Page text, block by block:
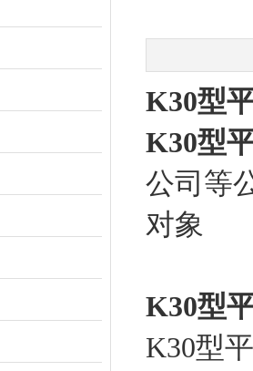
K30型
K30型
公司等
对象
K30型
K30型